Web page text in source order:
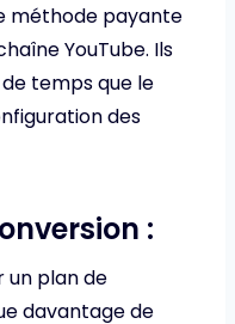
méthode payante
YouTube. Ils
temps que le
des
:
un plan de
davantage de